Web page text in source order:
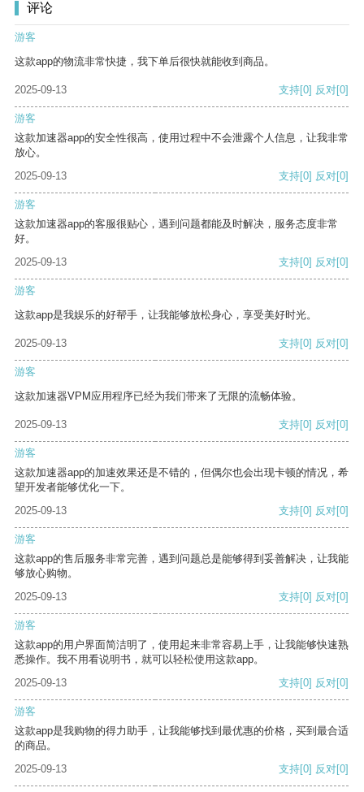
评论
游客
这款app的物流非常快捷，我下单后很快就能收到商品。
2025-09-13 支持[0] 反对[0]
游客
这款加速器app的安全性很高，使用过程中不会泄露个人信息，让我非常
放心。
2025-09-13
支持[0] 反对[0]
游客
这款加速器app的客服很贴心，遇到问题都能及时解决，服务态度非常
好。
2025-09-13
支持[0] 反对[0]
游客
这款app是我娱乐的好帮手，让我能够放松身心，享受美好时光。
2025-09-13 支持[0] 反对[0]
游客
这款加速器VPM应用程序已经为我们带来了无限的流畅体验。
2025-09-13 支持[0] 反对[0]
游客
这款加速器app的加速效果还是不错的，但偶尔也会出现卡顿的情况，希
望开发者能够优化一下。
2025-09-13
支持[0] 反对[0]
游客
这款app的售后服务非常完善，遇到问题总是能够得到妥善解决，让我能
够放心购物。
2025-09-13
支持[0] 反对[0]
游客
这款app的用户界面简洁明了，使用起来非常容易上手，让我能够快速熟
悉操作。我不用看说明书，就可以轻松使用这款app。
2025-09-13
支持[0] 反对[0]
游客
这款app是我购物的得力助手，让我能够找到最优惠的价格，买到最合适
的商品。
2025-09-13
支持[0] 反对[0]